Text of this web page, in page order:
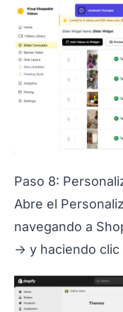
Paso 8:
Abre el
navegando a
-> y haciendo